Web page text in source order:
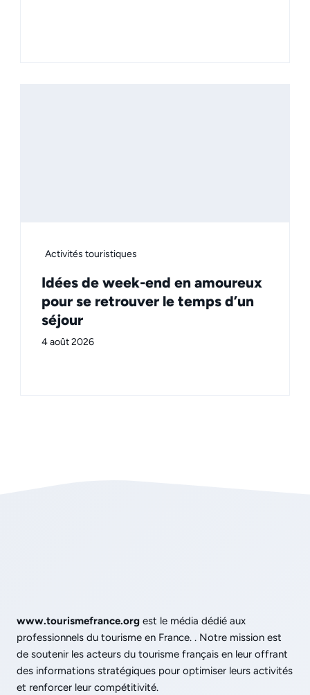
Activités touristiques
Idées de week-end en amoureux
pour se retrouver le temps d’un
séjour
4 août 2026
www.tourismefrance.org est le média dédié aux
professionnels du tourisme en France. . Notre mission est
de soutenir les acteurs du tourisme français en leur offrant
des informations stratégiques pour optimiser leurs activités
et renforcer leur compétitivité.